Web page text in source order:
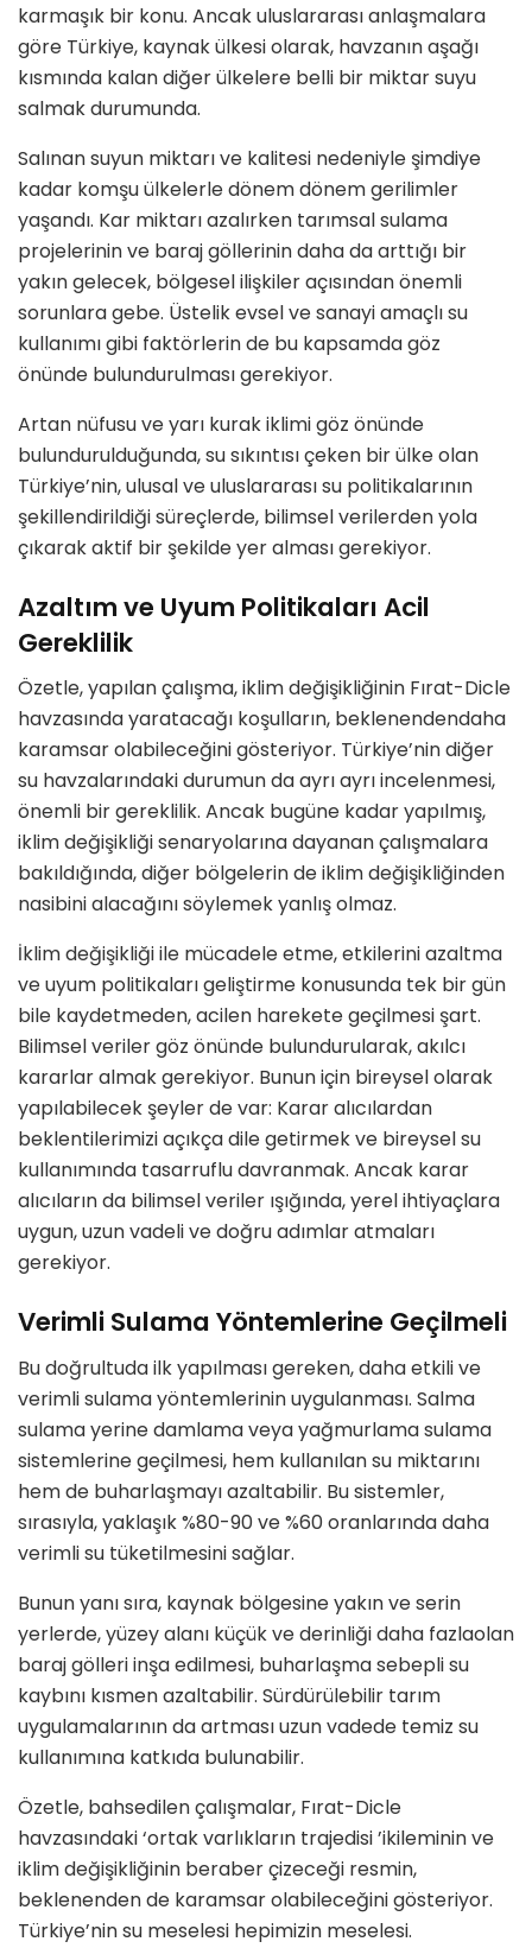
karmaşık bir konu. Ancak uluslararası anlaşmalara
göre Türkiye, kaynak ülkesiolarak, havzanın aşağı
kısmında kalan diğer ülkelere belli bir miktar suyu
salmak durumunda.
Salınan suyun miktarı ve kalitesi nedeniyle şimdiye
kadar komşu ülkelerle dönem dönem gerilimler
yaşandı. Kar miktarı azalırken tarımsal sulama
projelerinin ve baraj göllerinin daha da arttığı bir
yakın gelecek, bölgesel ilişkiler açısındanönemli
sorunlara gebe. Üstelik evsel ve sanayi amaçlı su
kullanımı gibi faktörlerin de bu kapsamda göz
önünde bulundurulması gerekiyor.
Artan nüfusu ve yarı kurak iklimi göz önünde
bulundurulduğunda, su sıkıntısı çeken bir ülke olan
Türkiye’nin, ulusal ve uluslararası su politikalarının
şekillendirildiği süreçlerde, bilimsel verilerden yola
çıkarakaktif bir şekilde yer almasıgerekiyor.
Azaltım ve Uyum Politikaları Acil
Gereklilik
Özetle, yapılan çalışma, iklim değişikliğinin Fırat-Dicle
havzasında yaratacağı koşulların, beklenendendaha
karamsarolabileceğini gösteriyor. Türkiye’nin diğer
su havzalarındaki durumun da ayrı ayrı incelenmesi,
önemli bir gereklilik. Ancak bugüne kadar yapılmış,
iklim değişikliği senaryolarına dayanan çalışmalara
bakıldığında, diğer bölgelerin de iklim değişikliğinden
nasibini alacağını söylemek yanlış olmaz.
İklim değişikliği ile mücadele etme,etkilerini azaltma
veuyum politikalarıgeliştirme konusunda tek bir gün
bile kaydetmeden, acilen harekete geçilmesi şart.
Bilimsel veriler göz önünde bulundurularak, akılcı
kararlar almak gerekiyor. Bunun için bireysel olarak
yapılabilecek şeyler de var: Karar alıcılardan
beklentilerimizi açıkça dile getirmek ve bireysel su
kullanımında tasarruflu davranmak. Ancak karar
alıcıların da bilimsel veriler ışığında,yerel ihtiyaçlara
uygun,uzun vadelivedoğru adımlaratmaları
gerekiyor.
Verimli Sulama Yöntemlerine Geçilmeli
Bu doğrultuda ilk yapılması gereken,daha etkili ve
verimli sulamayöntemlerinin uygulanması. Salma
sulama yerine damlama veya yağmurlama sulama
sistemlerine geçilmesi, hem kullanılan su miktarını
hem de buharlaşmayı azaltabilir. Bu sistemler,
sırasıyla, yaklaşık%80-90ve%60 oranlarında daha
verimli su tüketilmesinisağlar.
Bunun yanı sıra, kaynak bölgesine yakın ve serin
yerlerde,yüzey alanı küçükvederinliği daha fazlaolan
baraj gölleri inşa edilmesi, buharlaşma sebepli su
kaybını kısmen azaltabilir. Sürdürülebilir tarım
uygulamalarınında artması uzun vadede temiz su
kullanımına katkıda bulunabilir.
Özetle, bahsedilen çalışmalar, Fırat-Dicle
havzasındaki‘ortak varlıkların trajedisi’ikileminin ve
iklim değişikliğinin beraber çizeceği resmin,
beklenenden de karamsar olabileceğini gösteriyor.
Türkiye’nin su meselesi hepimizin meselesi.